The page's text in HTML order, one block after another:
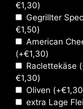
€1,30)
Gegrillter
€1,50)
American
(+€1,30)
Raclettekäse
€1,30)
Oliven (+€1,30
extra Lage